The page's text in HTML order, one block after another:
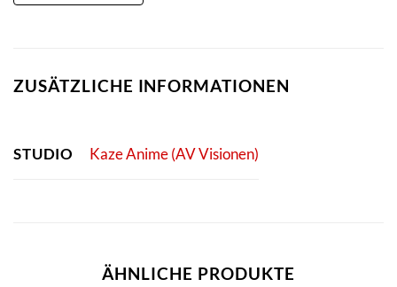
ZUSÄTZLICHE INFORMATIONEN
STUDIO Kaze Anime (AV Visionen)
ÄHNLICHE PRODUKTE